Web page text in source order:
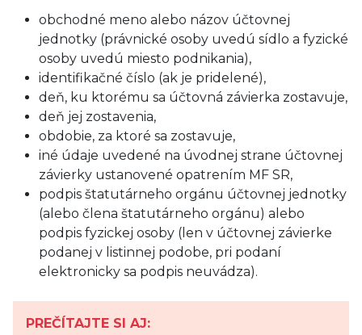
obchodné meno alebo názov účtovnej
jednotky (právnické osoby uvedú sídlo a fyzické
osoby uvedú miesto podnikania),
identifikačné číslo (ak je pridelené),
deň, ku ktorému sa účtovná závierka zostavuje,
deň jej zostavenia,
obdobie, za ktoré sa zostavuje,
iné údaje uvedené na úvodnej strane účtovnej
závierky ustanovené opatrením MF SR,
podpis štatutárneho orgánu účtovnej jednotky
(alebo člena štatutárneho orgánu) alebo
podpis fyzickej osoby (len v účtovnej závierke
podanej v listinnej podobe, pri podaní
elektronicky sa podpis neuvádza).
PREČÍTAJTE SI AJ: